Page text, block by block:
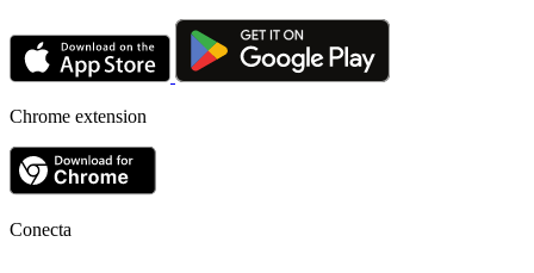
Chrome extension
Conecta